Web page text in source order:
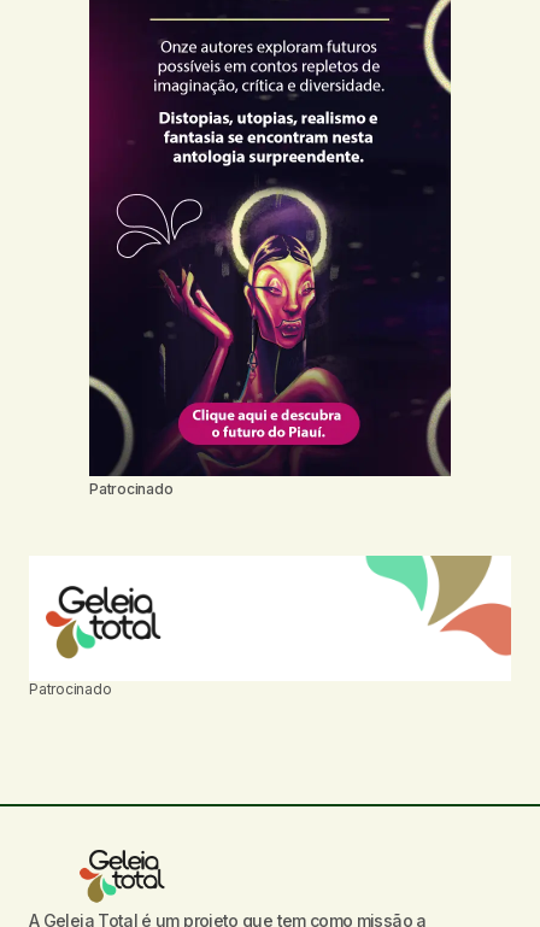
Patrocinado
Patrocinado
A Geleia Total é um projeto que tem como missão a